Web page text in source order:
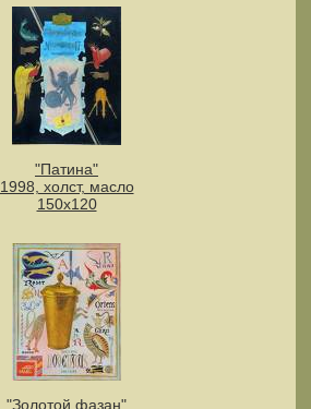
"Патина"
1998, холст, масло
150х120
"Золотой фазан"